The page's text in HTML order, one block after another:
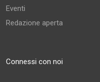
Eventi
Redazione aperta
Connessi con noi